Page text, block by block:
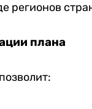
регионов
плана
позволит: